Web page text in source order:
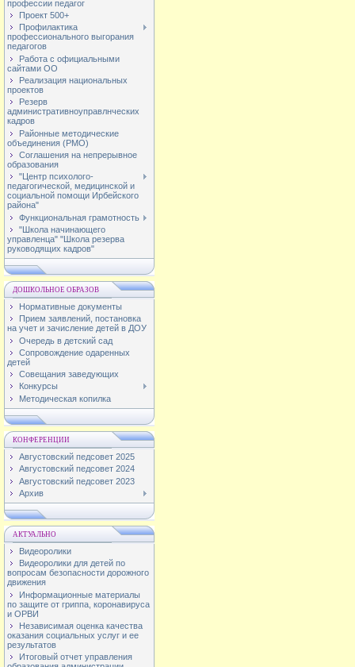
профессии педагог
Проект 500+
Профилактика
профессионального выгорания
педагогов
Работа с официальными
сайтами ОО
Реализация национальных
проектов
Резерв
административноуправлнческих
кадров
Районные методические
объединения (РМО)
Соглашения на непрерывное
образования
"Центр психолого-
педагогической, медицинской и
социальной помощи Ирбейского
района"
Функциональная грамотность
"Школа начинающего
управленца" "Школа резерва
руководящих кадров"
ДОШКОЛЬНОЕ ОБРАЗОВ
Нормативные документы
Прием заявлений, постановка
на учет и зачисление детей в ДОУ
Очередь в детский сад
Сопровождение одаренных
детей
Совещания заведующих
Конкурсы
Методическая копилка
КОНФЕРЕНЦИИ
Августовский педсовет 2025
Августовский педсовет 2024
Августовский педсовет 2023
Архив
АКТУАЛЬНО
Видеоролики
Видеоролики для детей по
вопросам безопасности дорожного
движения
Информационные материалы
по защите от гриппа, коронавируса
и ОРВИ
Независимая оценка качества
оказания социальных услуг и ее
результатов
Итоговый отчет управления